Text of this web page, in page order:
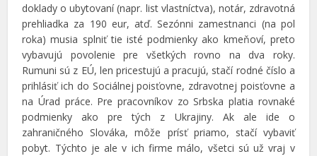
doklady o ubytovaní (napr. list vlastníctva), notár, zdravotná
prehliadka za 190 eur, atď. Sezónni zamestnanci (na pol
roka) musia splniť tie isté podmienky ako kmeňoví, preto
vybavujú povolenie pre všetkých rovno na dva roky.
Rumuni sú z EÚ, len pricestujú a pracujú, stačí rodné číslo a
prihlásiť ich do Sociálnej poisťovne, zdravotnej poisťovne a
na Úrad práce. Pre pracovníkov zo Srbska platia rovnaké
podmienky ako pre tých z Ukrajiny. Ak ale ide o
zahraničného Slováka, môže prísť priamo, stačí vybaviť
pobyt. Týchto je ale v ich firme málo, všetci sú už vraj v